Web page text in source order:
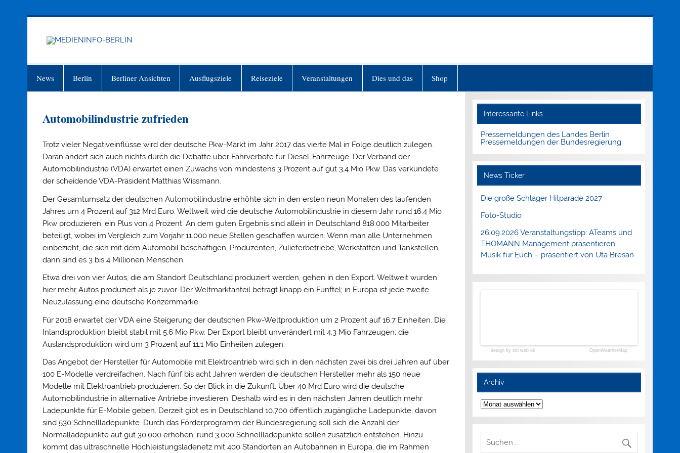
News Berlin Berliner Ansichten Ausflugsziele Reiseziele Veranstaltungen Dies und das Shop
Automobilindustrie zufrieden
Trotz vieler Negativeinflüsse wird der deutsche Pkw-Markt im Jahr 2017 das vierte Mal in Folge deutlich zulegen.
Daran ändert sich auch nichts durch die Debatte über Fahrverbote für Diesel-Fahrzeuge. Der Verband der
Automobilindustrie (VDA) erwartet einen Zuwachs von mindestens 3 Prozent auf gut 3,4 Mio Pkw. Das verkündete
der scheidende VDA-Präsident Matthias Wissmann.
Der Gesamtumsatz der deutschen Automobilindustrie erhöhte sich in den ersten neun Monaten des laufenden
Jahres um 4 Prozent auf 312 Mrd Euro. Weltweit wird die deutsche Automobilindustrie in diesem Jahr rund 16,4 Mio
Pkw produzieren; ein Plus von 4 Prozent. An dem guten Ergebnis sind allein in Deutschland 818.000 Mitarbeiter
beteiligt, wobei im Vergleich zum Vorjahr 11.000 neue Stellen geschaffen wurden. Wenn man alle Unternehmen
einbezieht, die sich mit dem Automobil beschäftigen, Produzenten, Zulieferbetriebe, Werkstätten und Tankstellen,
dann sind es 3 bis 4 Millionen Menschen.
Etwa drei von vier Autos, die am Standort Deutschland produziert werden, gehen in den Export. Weltweit wurden
hier mehr Autos produziert als je zuvor. Der Weltmarktanteil beträgt knapp ein Fünftel; in Europa ist jede zweite
Neuzulassung eine deutsche Konzernmarke.
Für 2018 erwartet der VDA eine Steigerung der deutschen Pkw-Weltproduktion um 2 Prozent auf 16,7 Einheiten. Die
Inlandsproduktion bleibt stabil mit 5,6 Mio Pkw. Der Export bleibt unverändert mit 4,3 Mio Fahrzeugen; die
Auslandsproduktion wird um 3 Prozent auf 11,1 Mio Einheiten zulegen.
Das Angebot der Hersteller für Automobile mit Elektroantrieb wird sich in den nächsten zwei bis drei Jahren auf über
100 E-Modelle verdreifachen. Nach fünf bis acht Jahren werden die deutschen Hersteller mehr als 150 neue
Modelle mit Elektroantrieb produzieren. So der Blick in die Zukunft. Über 40 Mrd Euro wird die deutsche
Automobilindustrie in alternative Antriebe investieren. Deshalb wird es in den nächsten Jahren deutlich mehr
Ladepunkte für E-Mobile geben. Derzeit gibt es in Deutschland 10.700 öffentlich zugängliche Ladepunkte, davon
sind 530 Schnellladepunkte. Durch das Förderprogramm der Bundesregierung soll sich die Anzahl der
Normalladepunkte auf gut 30.000 erhöhen; rund 3.000 Schnellladepunkte sollen zusätzlich entstehen. Hinzu
kommt das ultraschnelle Hochleistungsladenetz mit 400 Standorten an Autobahnen in Europa, die im Rahmen
Interessante Links
Pressemeldungen des Landes Berlin
Pressemeldungen der Bundesregierung
News Ticker
Die große Schlager Hitparade 2027
Foto-Studio
26.09.2026 Veranstaltungstipp: ATeams und
THOMANN Management präsentieren.
Musik für Euch – präsentiert von Uta Bresan
design by siti web ok OpenWeatherMap
Archiv
Archiv